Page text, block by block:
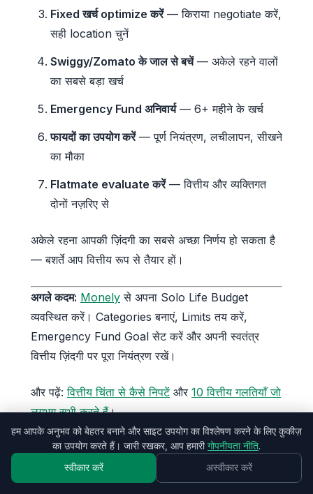
Fixed खर्च optimize करें— किराया negotiate करें,
सही location चुनें
Swiggy/Zomato के जाल से बचें— अकेले रहने वालों
का सबसे बड़ा खर्च
Emergency Fund अनिवार्य— 6+ महीने के खर्च
फायदों का उपयोग करें— पूर्ण नियंत्रण, लचीलापन, सीखने
का मौका
Flatmate evaluate करें— वित्तीय और व्यक्तिगत
दोनों नज़रिए से
अकेले रहना आपकी ज़िंदगी का सबसे अच्छा निर्णय हो सकता है
— बशर्ते आप वित्तीय रूप से तैयार हों।
अगले कदम: Monely से अपना Solo Life Budget
व्यवस्थित करें। Categories बनाएं, Limits तय करें,
Emergency Fund Goal सेट करें और अपनी स्वतंत्र
वित्तीय ज़िंदगी पर पूरा नियंत्रण रखें।
और पढ़ें:वित्तीय चिंता से कैसे निपटेंऔर 10 वित्तीय गलतियाँ जो
लगभग सभी करते हैं।
हम आपके अनुभव को बेहतर बनाने और साइट उपयोग का विश्लेषण करने के लिए कुकीज़
का उपयोग करते हैं। जारी रखकर, आप हमारीगोपनीयता नीति.
स्वीकार करें अस्वीकार करें